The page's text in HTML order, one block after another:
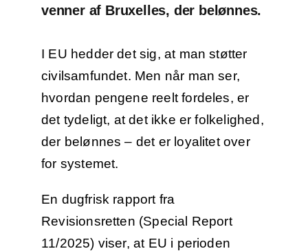
venner af Bruxelles, der belønnes.
I EU hedder det sig, at man støtter
civilsamfundet. Men når man ser,
hvordan pengene reelt fordeles, er
det tydeligt, at det ikke er folkelighed,
der belønnes – det er loyalitet over
for systemet.
En dugfrisk rapport fra
Revisionsretten (Special Report
11/2025) viser, at EU i perioden